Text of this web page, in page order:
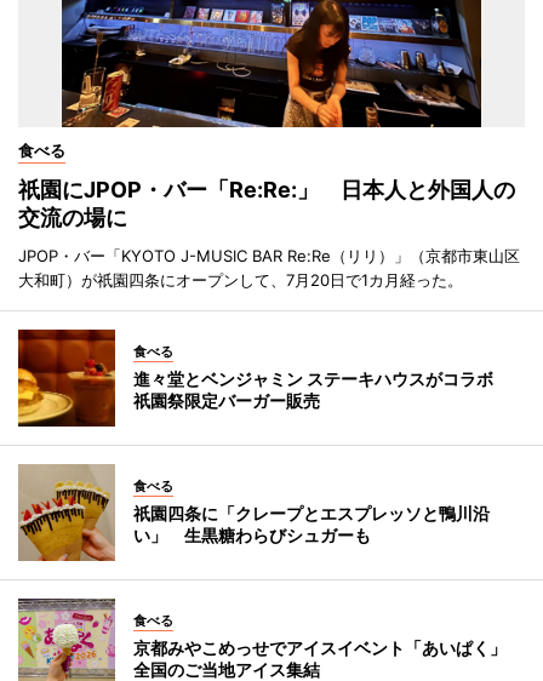
食べる
祇園にJPOP・バー「Re:Re:」 日本人と外国人の
交流の場に
JPOP・バー「KYOTO J-MUSIC BAR Re:Re（リリ）」（京都市東山区
大和町）が祇園四条にオープンして、7月20日で1カ月経った。
食べる
進々堂とベンジャミン ステーキハウスがコラボ
祇園祭限定バーガー販売
食べる
祇園四条に「クレープとエスプレッソと鴨川沿
い」 生黒糖わらびシュガーも
食べる
京都みやこめっせでアイスイベント「あいぱく」
全国のご当地アイス集結